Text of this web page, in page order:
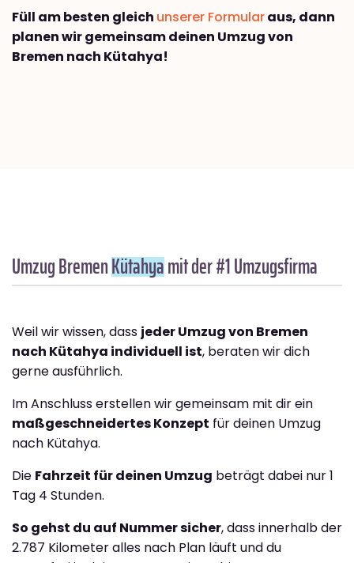
Füll am besten gleich unserer Formularaus, dann
planen wir gemeinsam deinen Umzug von
Bremen nach Kütahya!
Umzug BremenKütahyamit der #1 Umzugsfirma
Weil wir wissen, dass jeder Umzug von Bremen
nach Kütahya individuell ist, beraten wir dich
gerne ausführlich.
Im Anschluss erstellen wir gemeinsam mit dir ein
maßgeschneidertes Konzept für deinen Umzug
nach Kütahya.
Die Fahrzeit für deinen Umzug beträgt dabei nur 1
Tag 4 Stunden.
So gehst du auf Nummer sicher, dass innerhalb der
2.787 Kilometer alles nach Plan läuft und du